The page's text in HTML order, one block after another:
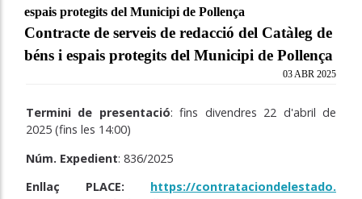
espais protegits del Municipi de Pollença
Contracte de serveis de redacció del Catàleg de
béns i espais protegits del Municipi de Pollença
03 ABR 2025
Termini de presentació: fins divendres 22 d'abril de
2025 (fins les 14:00)
Núm. Expedient: 836/2025
Enllaç PLACE:
https://contrataciondelestado.